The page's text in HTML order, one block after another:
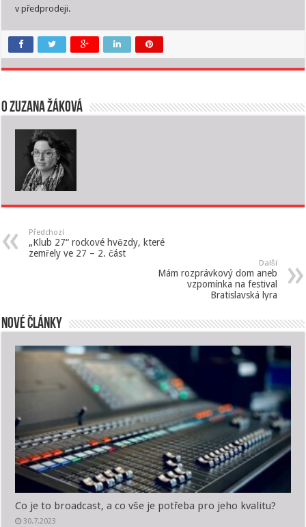
v předprodeji.
O Zuzana Žáková
Předchozí
„Klub 27“ rockové hvězdy, které
zemřely ve 27 – 2. část
Další
Mám rozprávkový dom aneb
vzpomínka na festival
Bratislavská lyra
Nové články
Co je to broadcast, a co vše je potřeba pro jeho kvalitu?
30.7.2023